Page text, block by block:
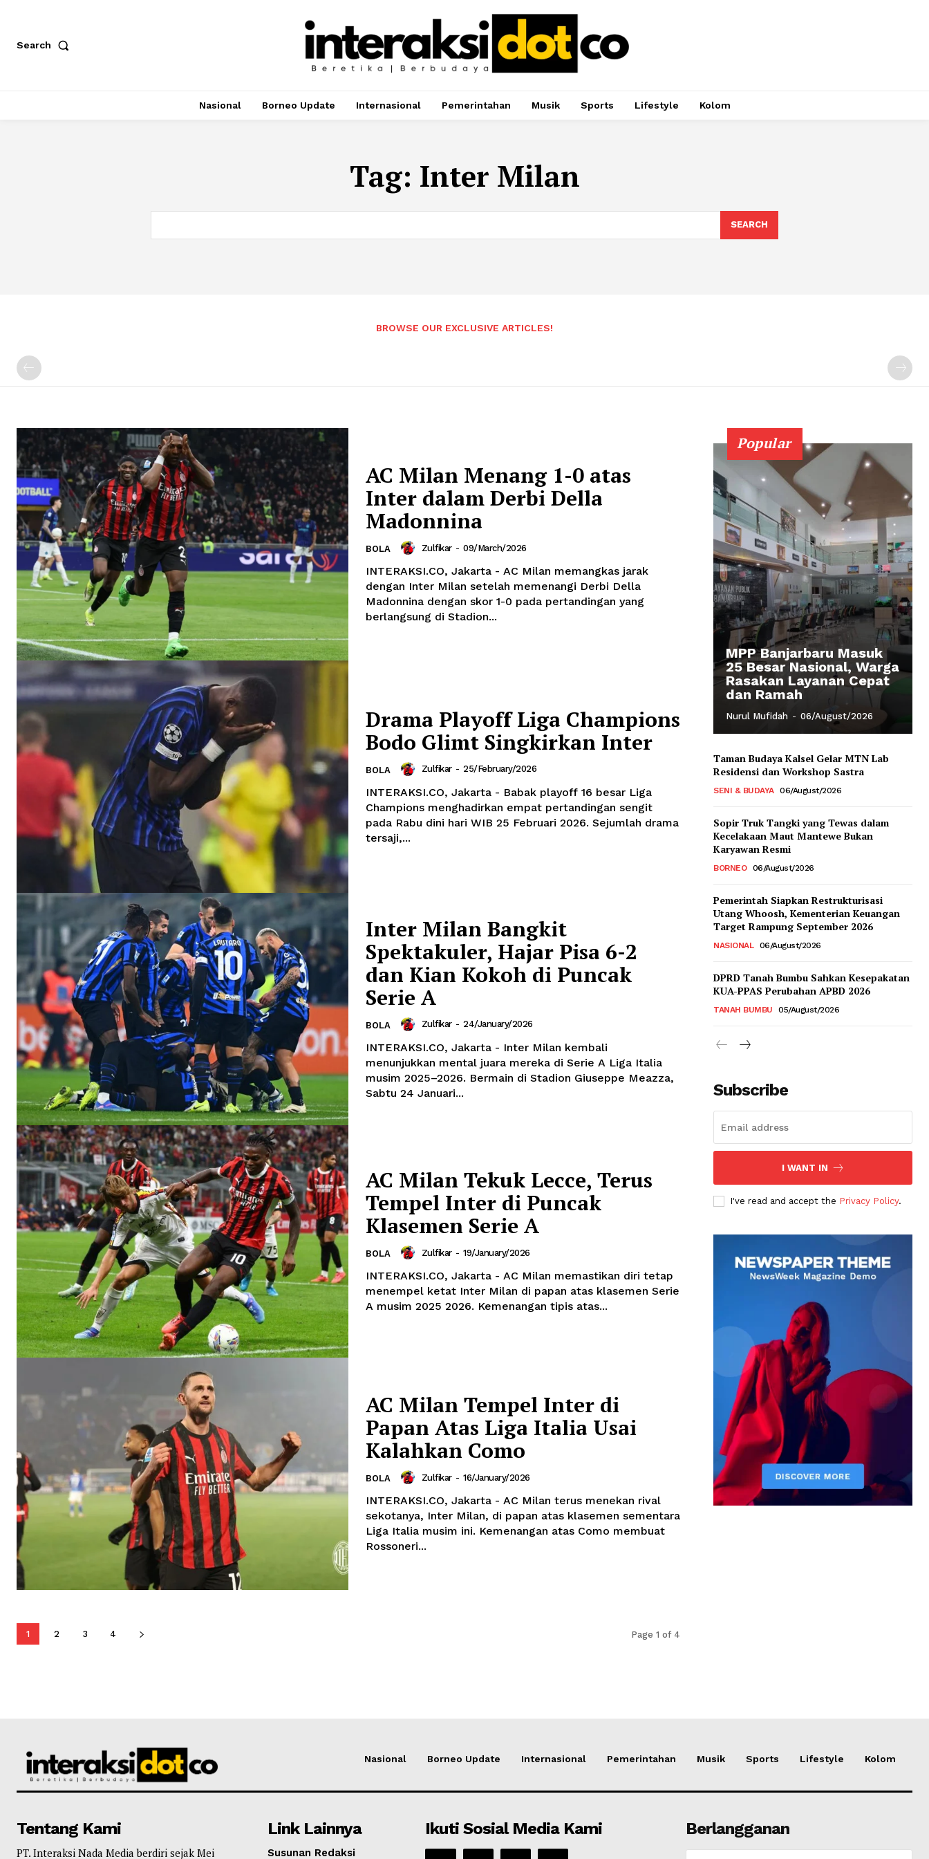
Search
Nasional Borneo Update Internasional Pemerintahan Musik Sports Lifestyle Kolom
Tag: Inter Milan
SEARCH
BROWSE OUR EXCLUSIVE ARTICLES!
AC Milan Menang 1-0 atas
Inter dalam Derbi Della
Madonnina
BOLA Zulfikar - 09/March/2026
INTERAKSI.CO, Jakarta - AC Milan memangkas jarak
dengan Inter Milan setelah memenangi Derbi Della
Madonnina dengan skor 1-0 pada pertandingan yang
berlangsung di Stadion...
Drama Playoff Liga Champions
Bodo Glimt Singkirkan Inter
BOLA Zulfikar - 25/February/2026
INTERAKSI.CO, Jakarta - Babak playoff 16 besar Liga
Champions menghadirkan empat pertandingan sengit
pada Rabu dini hari WIB 25 Februari 2026. Sejumlah drama
tersaji,...
Inter Milan Bangkit
Spektakuler, Hajar Pisa 6-2
dan Kian Kokoh di Puncak
Serie A
BOLA Zulfikar - 24/January/2026
INTERAKSI.CO, Jakarta - Inter Milan kembali
menunjukkan mental juara mereka di Serie A Liga Italia
musim 2025–2026. Bermain di Stadion Giuseppe Meazza,
Sabtu 24 Januari...
AC Milan Tekuk Lecce, Terus
Tempel Inter di Puncak
Klasemen Serie A
BOLA Zulfikar - 19/January/2026
INTERAKSI.CO, Jakarta - AC Milan memastikan diri tetap
menempel ketat Inter Milan di papan atas klasemen Serie
A musim 2025 2026. Kemenangan tipis atas...
AC Milan Tempel Inter di
Papan Atas Liga Italia Usai
Kalahkan Como
BOLA Zulfikar - 16/January/2026
INTERAKSI.CO, Jakarta - AC Milan terus menekan rival
sekotanya, Inter Milan, di papan atas klasemen sementara
Liga Italia musim ini. Kemenangan atas Como membuat
Rossoneri...
1 2 3 4 Page 1 of 4
Popular
MPP Banjarbaru Masuk
25 Besar Nasional, Warga
Rasakan Layanan Cepat
dan Ramah
Nurul Mufidah - 06/August/2026
Taman Budaya Kalsel Gelar MTN Lab
Residensi dan Workshop Sastra
SENI & BUDAYA 06/August/2026
Sopir Truk Tangki yang Tewas dalam
Kecelakaan Maut Mantewe Bukan
Karyawan Resmi
BORNEO 06/August/2026
Pemerintah Siapkan Restrukturisasi
Utang Whoosh, Kementerian Keuangan
Target Rampung September 2026
NASIONAL 06/August/2026
DPRD Tanah Bumbu Sahkan Kesepakatan
KUA-PPAS Perubahan APBD 2026
TANAH BUMBU 05/August/2026
Subscribe
I WANT IN
I've read and accept the Privacy Policy.
Nasional Borneo Update Internasional Pemerintahan Musik Sports Lifestyle Kolom
Tentang Kami
PT. Interaksi Nada Media berdiri sejak Mei
Link Lainnya
Susunan Redaksi
Ikuti Sosial Media Kami Berlangganan